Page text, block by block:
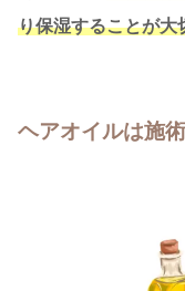
り保湿することが大
ヘアオイルは施